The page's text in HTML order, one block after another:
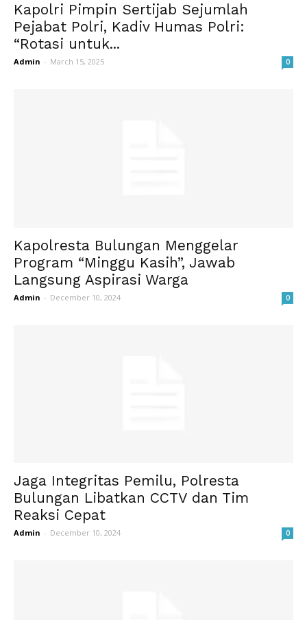
Kapolri Pimpin Sertijab Sejumlah
Pejabat Polri, Kadiv Humas Polri:
“Rotasi untuk...
Admin - March 15, 2025 0
Kapolresta Bulungan Menggelar
Program “Minggu Kasih”, Jawab
Langsung Aspirasi Warga
Admin - December 10, 2024 0
Jaga Integritas Pemilu, Polresta
Bulungan Libatkan CCTV dan Tim
Reaksi Cepat
Admin - December 10, 2024 0